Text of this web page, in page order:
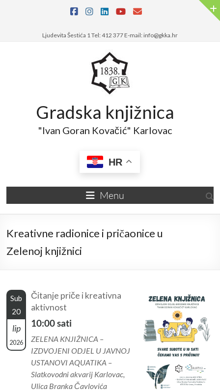
Ljudevita Šestića 1 Tel: 412 377 E-mail: info@gkka.hr
Gradska knjižnica
"Ivan Goran Kovačić" Karlovac
HR
Menu
Kreativne radionice i pričaonice u
Zelenoj knjižnici
Sub
20
lip
2026
Čitanje priče i kreativna
aktivnost
10:00 sati
ZELENA KNJIŽNICA –
IZDVOJENI ODJEL U JAVNOJ
USTANOVI AQUATIKA –
Slatkovodni akvarij Karlovac,
Ulica Branka Čavlovića